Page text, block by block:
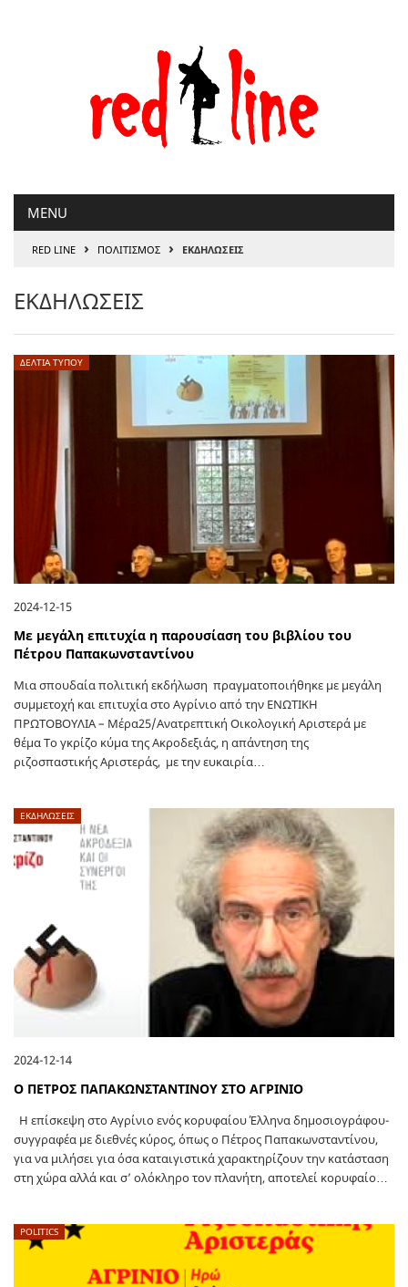
MENU
RED LINE › ΠΟΛΙΤΙΣΜΟΣ › ΕΚΔΗΛΩΣΕΙΣ
ΕΚΔΗΛΩΣΕΙΣ
ΔΕΛΤΙΑ ΤΥΠΟΥ
2024-12-15
Με μεγάλη επιτυχία η παρουσίαση του βιβλίου του
Πέτρου Παπακωνσταντίνου
Μια σπουδαία πολιτική εκδήλωση πραγματοποιήθηκε με μεγάλη
συμμετοχή και επιτυχία στο Αγρίνιο από την ΕΝΩΤΙΚΗ
ΠΡΩΤΟΒΟΥΛΙΑ – Μέρα25/Ανατρεπτική Οικολογική Αριστερά με
θέμα Το γκρίζο κύμα της Ακροδεξιάς, η απάντηση της
ριζοσπαστικής Αριστεράς, με την ευκαιρία…
ΕΚΔΗΛΩΣΕΙΣ
2024-12-14
Ο ΠΕΤΡΟΣ ΠΑΠΑΚΩΝΣΤΑΝΤΙΝΟΥ ΣΤΟ ΑΓΡΙΝΙΟ
Η επίσκεψη στο Αγρίνιο ενός κορυφαίου Έλληνα δημοσιογράφου-
συγγραφέα με διεθνές κύρος, όπως ο Πέτρος Παπακωνσταντίνου,
για να μιλήσει για όσα καταιγιστικά χαρακτηρίζουν την κατάσταση
στη χώρα αλλά και σ’ ολόκληρο τον πλανήτη, αποτελεί κορυφαίο…
POLITICS